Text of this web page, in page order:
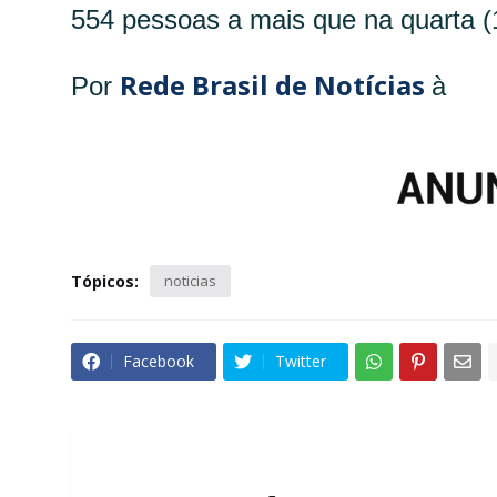
554 pessoas a mais que na quarta
Por Rede Brasil de Notícias à
Tópicos: noticias
Facebook Twitter